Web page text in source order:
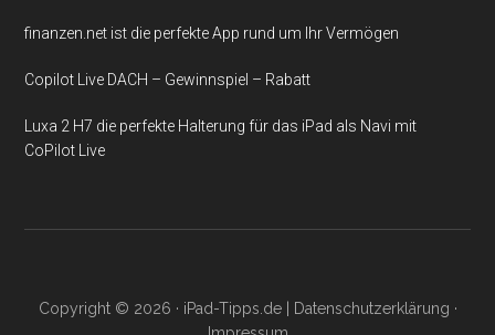
finanzen.net ist die perfekte App rund um Ihr Vermögen
Copilot Live DACH – Gewinnspiel – Rabatt
Luxa 2 H7 die perfekte Halterung für das iPad als Navi mit
CoPilot Live
Copyright © 2026 · iPad-Tipps.de| Datenschutzerklärung ·